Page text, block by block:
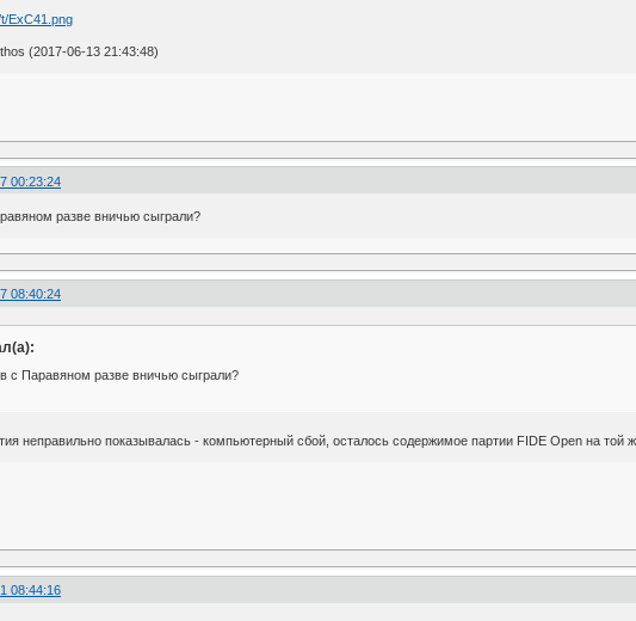
(2017-06-13 21:43:48)
00:23:24
разве вничью сыграли?
08:40:24
с Паравяном разве вничью сыграли?
неправильно показывалась - компьютерный сбой, осталось содержимое партии FIDE Open на той
08:44:16